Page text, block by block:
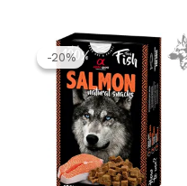
-20%
-20%
El
precio
original
era:
2.99 €.
El
precio
actual
es:
2.40 €.